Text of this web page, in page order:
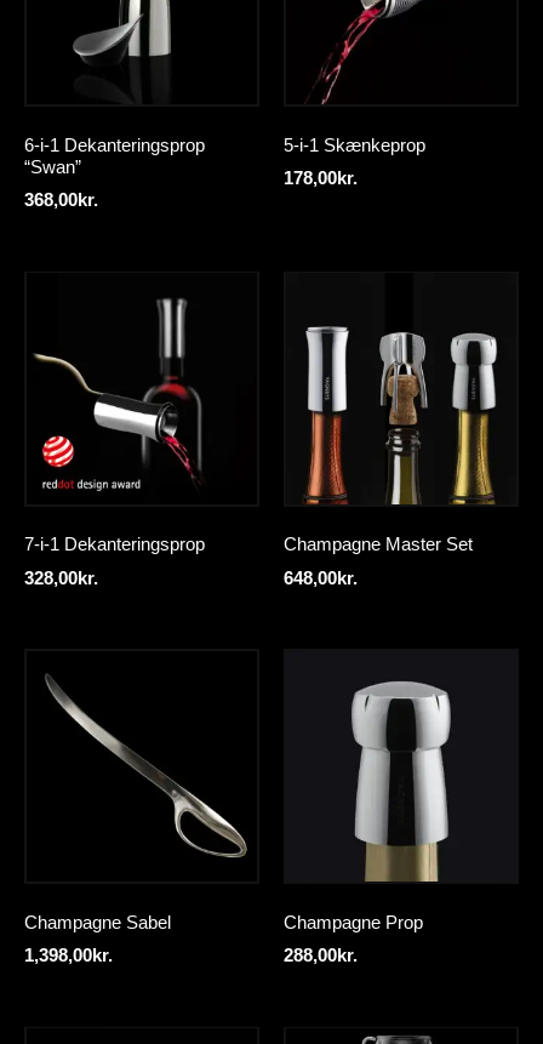
6-i-1 Dekanteringsprop
“Swan”
368,00kr.
5-i-1 Skænkeprop
178,00kr.
7-i-1 Dekanteringsprop
328,00kr.
Champagne Master Set
648,00kr.
Champagne Sabel
1,398,00kr.
Champagne Prop
288,00kr.